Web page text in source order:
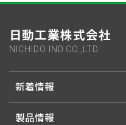
日動工業株式会社
NICHIDO IND.CO.,LTD.
新着情報
製品情報